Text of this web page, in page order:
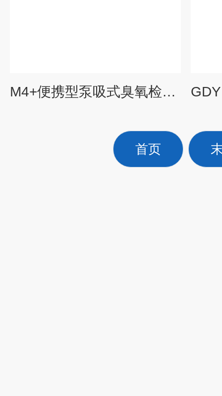
M4+便携型泵吸式臭氧检测仪
首页